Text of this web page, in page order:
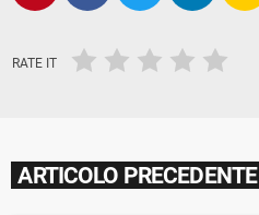
RATE IT
ARTICOLO PRECEDENTE